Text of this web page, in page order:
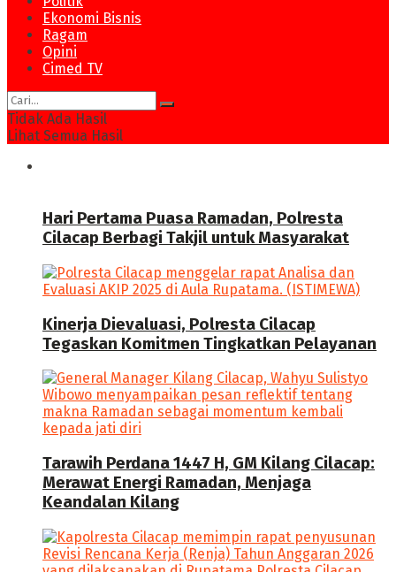
Ekonomi Bisnis
Ragam
Opini
Cimed TV
Tidak Ada Hasil
Lihat Semua Hasil
Hari Pertama Puasa Ramadan, Polresta
Cilacap Berbagi Takjil untuk Masyarakat
Kinerja Dievaluasi, Polresta Cilacap
Tegaskan Komitmen Tingkatkan Pelayanan
Tarawih Perdana 1447 H, GM Kilang Cilacap:
Merawat Energi Ramadan, Menjaga
Keandalan Kilang